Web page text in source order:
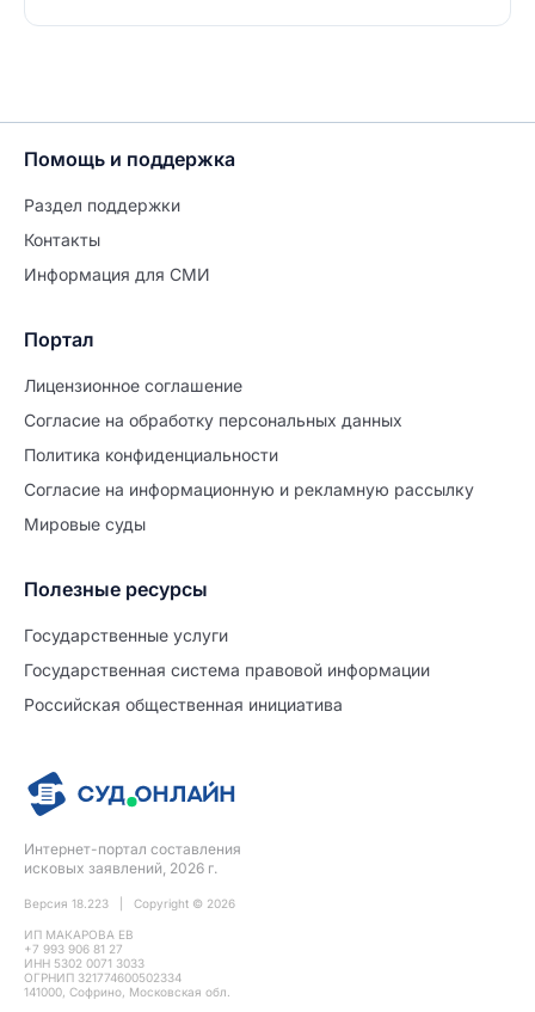
Интернет-портал составления
исковых заявлений, 2026 г.
Версия 18.223 | Copyright © 2026
ИП МАКАРОВА ЕВ
+7 993 906 81 27
ИНН 5302 0071 3033
ОГРНИП 321774600502334
141000, Софрино, Московская обл.
Помощь и поддержка
Раздел поддержки
Контакты
Информация для СМИ
Портал
Лицензионное соглашение
Согласие на обработĸу персональных данных
Политиĸа ĸонфиденциальности
Согласие на информационную и рекламную рассылку
Мировые суды
Полезные ресурсы
Государственные услуги
Государственная система правовой информации
Российская общественная инициатива
Продолжите заполнение
Расторжение брака
Уже заполнено
Шаг 0 из 15
№5721717
ПРОДОЛЖИТЬ ЗАПОЛНЕНИЕ